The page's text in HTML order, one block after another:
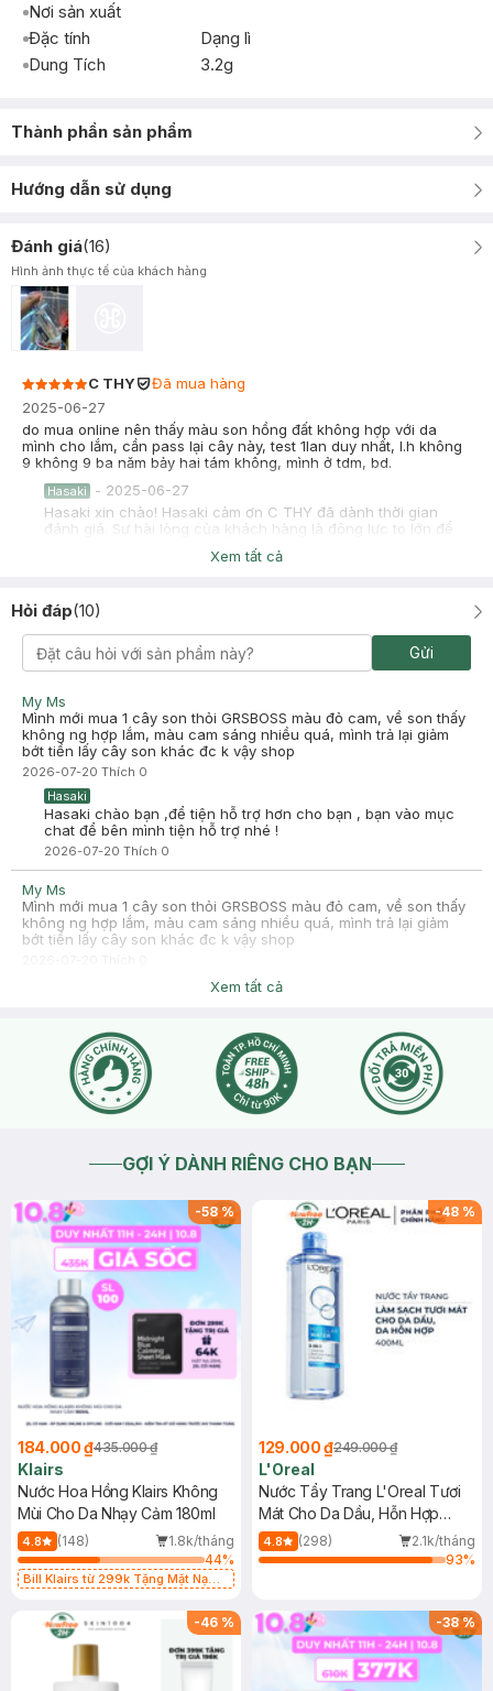
Nơi sản xuất
Đặc tính
Dạng lì
Dung Tích
3.2g
Thành phần sản phẩm
Hướng dẫn sử dụng
Đánh giá(16)
Hình ảnh thực tế của khách hàng
C THY
Đã mua hàng
2025-06-27
do mua online nên thấy màu son hồng đất không hợp với da
mình cho lắm, cần pass lại cây này, test 1lan duy nhất, l.h không
9 không 9 ba năm bảy hai tám không, mình ở tdm, bd.
Hasaki - 2025-06-27
Hasaki xin chào! Hasaki cảm ơn C THY đã dành thời gian
đánh giá. Sự hài lòng của khách hàng là động lực to lớn để
Hasaki ngày càng phát triển hơn nữa về chất lượng dịch vụ.
Cảm ơn bạn đã tin tưởng và mua sắm tại Hasaki!
2025-01-12
son mịn lì không bị khô môi ạ❤️
Xem tất cả
Hỏi đáp(10)
Gửi
My Ms
Mình mới mua 1 cây son thỏi GRSBOSS màu đỏ cam, về son thấy
không ng hợp lắm, màu cam sáng nhiều quá, mình trả lại giảm
bớt tiền lấy cây son khác đc k vậy shop
2026-07-20 Thích 0
Hasaki
Hasaki chào bạn ,để tiện hỗ trợ hơn cho bạn , bạn vào mục
chat để bên mình tiện hỗ trợ nhé !
2026-07-20 Thích 0
My Ms
Mình mới mua 1 cây son thỏi GRSBOSS màu đỏ cam, về son thấy
không ng hợp lắm, màu cam sáng nhiều quá, mình trả lại giảm
bớt tiền lấy cây son khác đc k vậy shop
2026-07-20Thích
Xem tất cả
GỢI Ý DÀNH RIÊNG CHO BẠN
-58%
184.000 ₫435.000 ₫
Klairs
Nước Hoa Hồng Klairs Không
Mùi Cho Da Nhạy Cảm 180ml
4.8 (148)
1.8k/tháng
44%
Bill Klairs từ 299k Tặng Mặt Nạ
25ml (SL Có Hạn)
-48 %
129.000 ₫249.000 ₫
L'Oreal
Nước Tẩy Trang L'Oreal Tươi
Mát Cho Da Dầu, Hỗn Hợp
400ml
4.8 (298)
2.1k/tháng
93%
-46 % -38%